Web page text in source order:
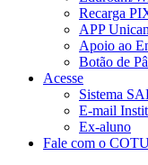
Recarga
APP
Apoio ao
Botão de
Acesse
Sistema
E-mail
Ex-aluno
Fale com o